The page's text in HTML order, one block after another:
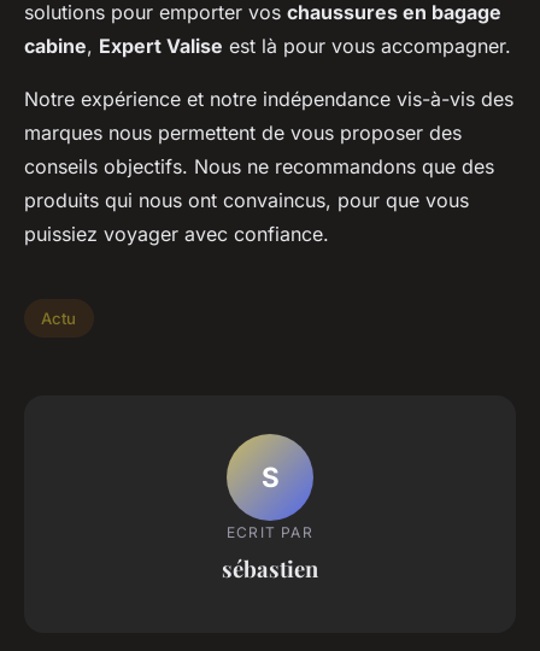
solutions pour emporter vos chaussures en bagage
cabine, Expert Valise est là pour vous accompagner.
Notre expérience et notre indépendance vis-à-vis des
marques nous permettent de vous proposer des
conseils objectifs. Nous ne recommandons que des
produits qui nous ont convaincus, pour que vous
puissiez voyager avec confiance.
Actu
S
ECRIT PAR
sébastien